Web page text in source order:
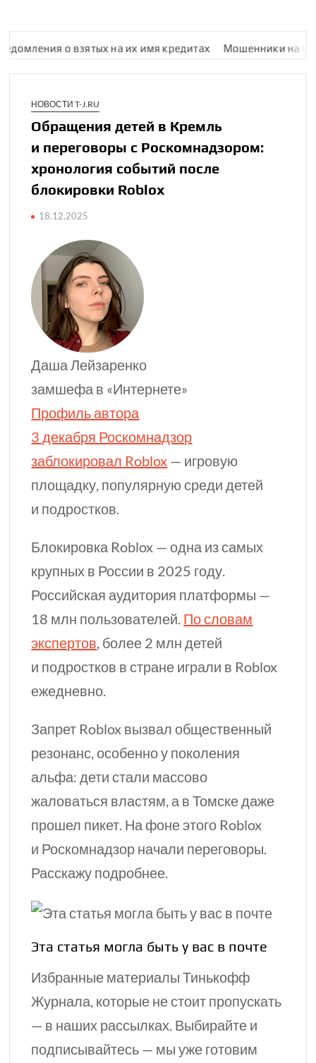
о взятых на их имя кредитах Мошенники на HireHi
НОВОСТИ T-J.RU
Обращения детей в Кремль
и перего­воры с Роскомнад­зором:
хронология событий после
блокировки Roblox
18.12.2025
Даша Лейзаренко
замшефа в «Интернете»
Профиль автора
3 декабря Роскомнадзор
заблокировал Roblox — игровую
площадку, популярную среди детей
и подростков.
Блокировка Roblox — одна из самых
крупных в России в 2025 году.
Российская аудитория платформы —
18 млн пользователей. По словам
экспертов, более 2 млн детей
и подростков в стране играли в Roblox
ежедневно.
Запрет Roblox вызвал общественный
резонанс, особенно у поколения
альфа: дети стали массово
жаловаться властям, а в Томске даже
прошел пикет. На фоне этого Roblox
и Роскомнадзор начали переговоры.
Расскажу подробнее.
Эта статья могла быть у вас в почте
Избранные материалы Тинькофф
Журнала, которые не стоит пропускать
— в наших рассылках. Выбирайте и
подписывайтесь — мы уже готовим